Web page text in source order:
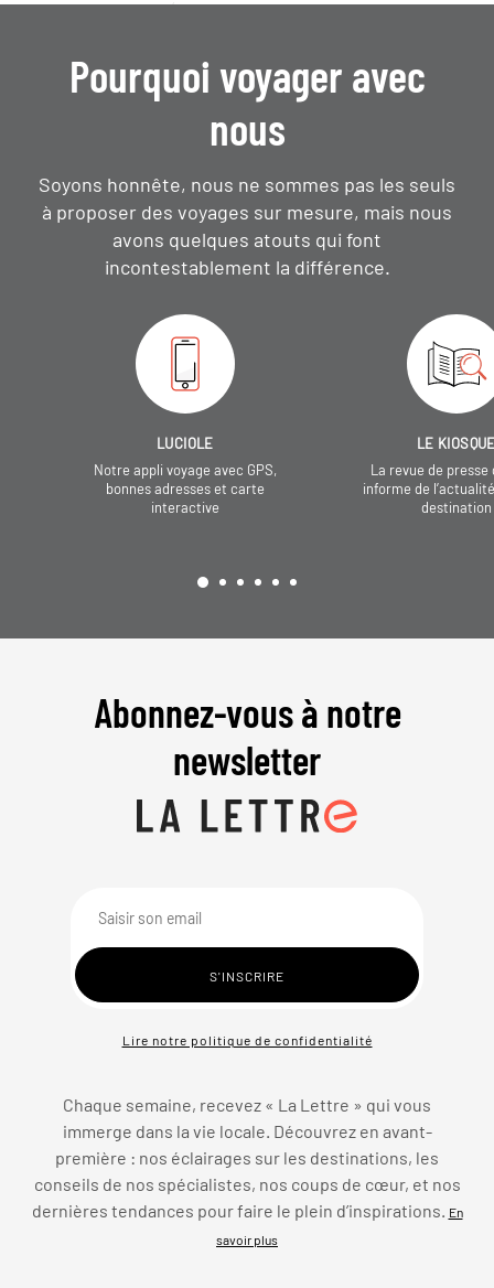
Pourquoi voyager avec
nous
Soyons honnête, nous ne sommes pas les seuls
à proposer des voyages sur mesure, mais nous
avons quelques atouts qui font
incontestablement la différence.
LUCIOLE
Notre appli voyage avec GPS,
bonnes adresses et carte
interactive
LE
La revue de presse
informe de
destination
Abonnez-vous à notre
newsletter
Lire notre politique de confidentialité
Chaque semaine, recevez « La Lettre » qui vous
immerge dans la vie locale. Découvrez en avant-
première : nos éclairages sur les destinations, les
conseils de nos spécialistes, nos coups de cœur, et nos
dernières tendances pour faire le plein d’inspirations. En
savoir plus